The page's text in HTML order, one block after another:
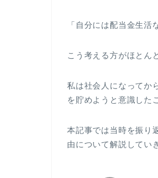
「自分には配当金生活
こう考える方がほとん
私は社会人になってか
を貯めようと意識した
本記事では当時を振り
由について解説してい